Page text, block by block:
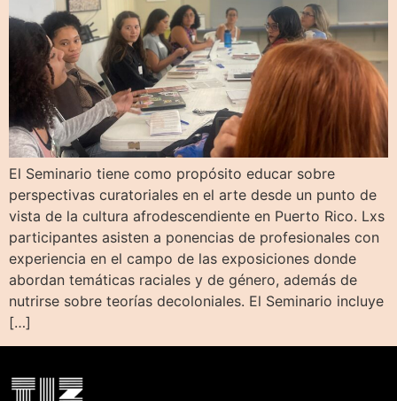
El Seminario tiene como propósito educar sobre
perspectivas curatoriales en el arte desde un punto de
vista de la cultura afrodescendiente en Puerto Rico. Lxs
participantes asisten a ponencias de profesionales con
experiencia en el campo de las exposiciones donde
abordan temáticas raciales y de género, además de
nutrirse sobre teorías decoloniales. El Seminario incluye
[…]